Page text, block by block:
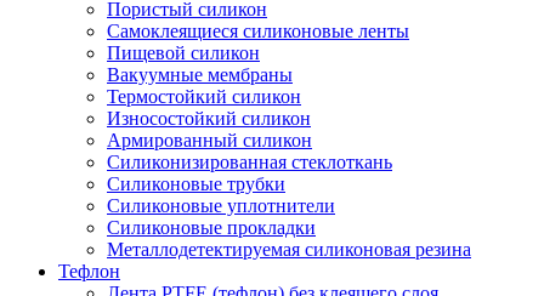
Пористый силикон
Самоклеящиеся силиконовые ленты
Пищевой силикон
Вакуумные мембраны
Термостойкий силикон
Износостойкий силикон
Армированный силикон
Силиконизированная стеклоткань
Силиконовые трубки
Силиконовые уплотнители
Силиконовые прокладки
Металлодетектируемая силиконовая резина
Тефлон